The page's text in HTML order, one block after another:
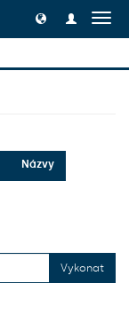
Názvy
Vykonat